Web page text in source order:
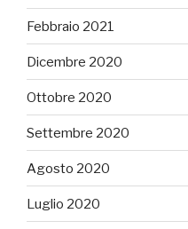
Febbraio 2021
Dicembre 2020
Ottobre 2020
Settembre 2020
Agosto 2020
Luglio 2020